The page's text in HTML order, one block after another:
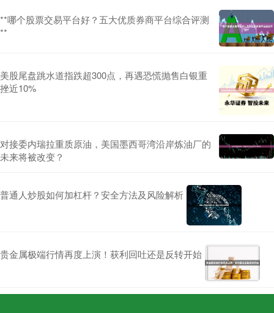
**哪个股票交易平台好？五大优质券商平台综合评测
**
美股尾盘跳水道指跌超300点，再遇恐慌抛售白银重
挫近10%
对接委内瑞拉重质原油，美国墨西哥湾沿岸炼油厂的
未来将被改变？
普通人炒股如何加杠杆？安全方法及风险解析
贵金属极端行情再度上演！获利回吐还是反转开始